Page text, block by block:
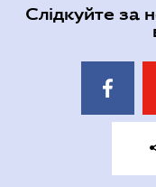
Слідкуйте за